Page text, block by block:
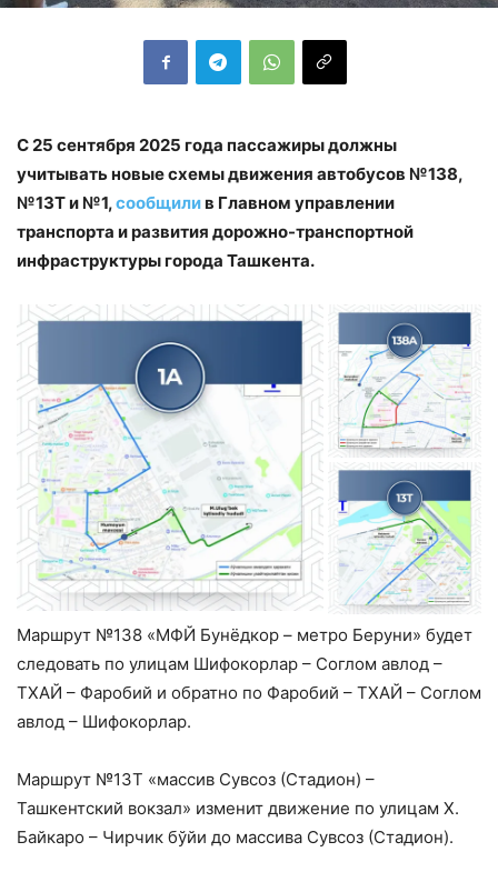
С 25 сентября 2025 года пассажиры должны
учитывать новые схемы движения автобусов №138,
№13Т и №1,сообщилив Главном управлении
транспорта и развития дорожно-транспортной
инфраструктуры города Ташкента.
Маршрут №138 «МФЙ Бунёдкор – метро Беруни» будет
следовать по улицам Шифокорлар – Соглом авлод –
ТХАЙ – Фаробий и обратно по Фаробий – ТХАЙ – Соглом
авлод – Шифокорлар.
Маршрут №13Т «массив Сувсоз (Стадион) –
Ташкентский вокзал» изменит движение по улицам Х.
Байкаро – Чирчик бўйи до массива Сувсоз (Стадион).